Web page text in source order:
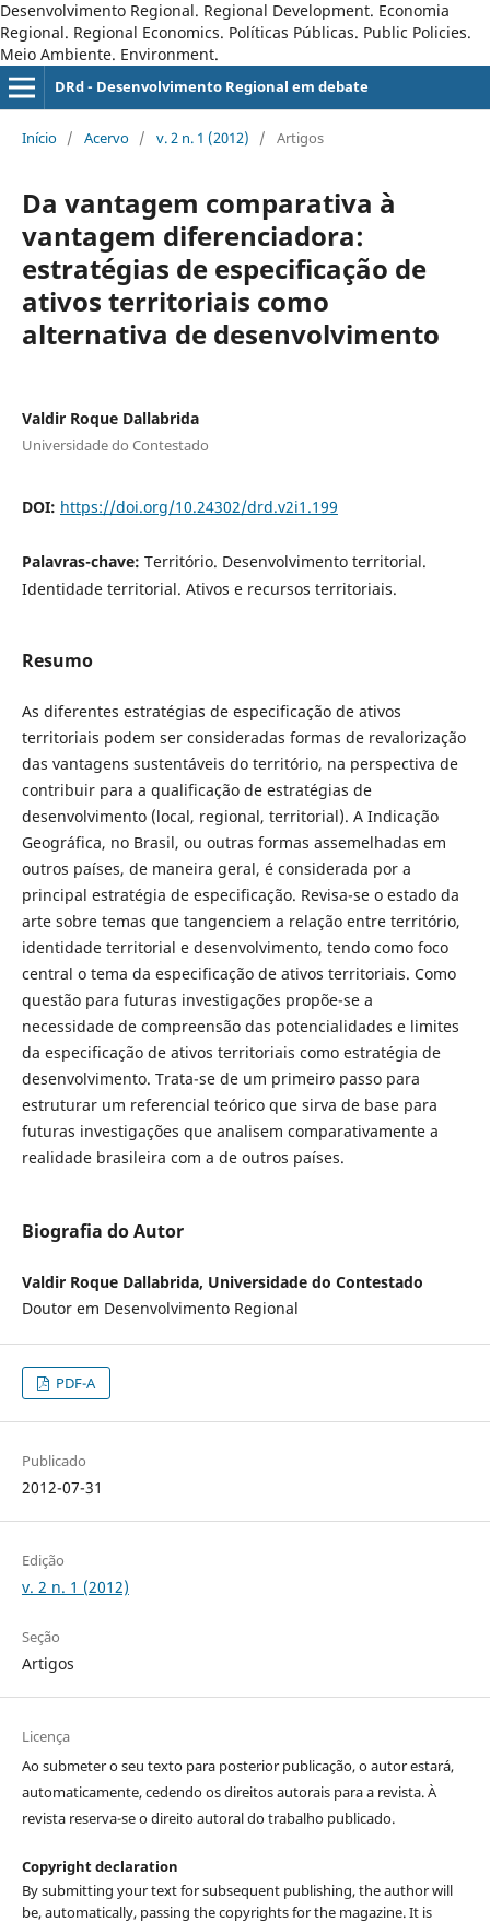
Desenvolvimento Regional. Regional Development. Economia
Regional. Regional Economics. Políticas Públicas. Public Policies.
Meio Ambiente. Environment.
DRd - Desenvolvimento Regional em debate
Início / Acervo / v. 2 n. 1 (2012) / Artigos
Da vantagem comparativa à
vantagem diferenciadora:
estratégias de especificação de
ativos territoriais como
alternativa de desenvolvimento
Valdir Roque Dallabrida
Universidade do Contestado
DOI: https://doi.org/10.24302/drd.v2i1.199
Palavras-chave: Território. Desenvolvimento territorial.
Identidade territorial. Ativos e recursos territoriais.
Resumo
As diferentes estratégias de especificação de ativos
territoriais podem ser consideradas formas de revalorização
das vantagens sustentáveis do território, na perspectiva de
contribuir para a qualificação de estratégias de
desenvolvimento (local, regional, territorial). A Indicação
Geográfica, no Brasil, ou outras formas assemelhadas em
outros países, de maneira geral, é considerada por a
principal estratégia de especificação. Revisa-se o estado da
arte sobre temas que tangenciem a relação entre território,
identidade territorial e desenvolvimento, tendo como foco
central o tema da especificação de ativos territoriais. Como
questão para futuras investigações propõe-se a
necessidade de compreensão das potencialidades e limites
da especificação de ativos territoriais como estratégia de
desenvolvimento. Trata-se de um primeiro passo para
estruturar um referencial teórico que sirva de base para
futuras investigações que analisem comparativamente a
realidade brasileira com a de outros países.
Biografia do Autor
Valdir Roque Dallabrida, Universidade do Contestado
Doutor em Desenvolvimento Regional
PDF-A
Publicado
2012-07-31
Edição
v. 2 n. 1 (2012)
Seção
Artigos
Licença
Ao submeter o seu texto para posterior publicação, o autor estará,
automaticamente, cedendo os direitos autorais para a revista. À
revista reserva-se o direito autoral do trabalho publicado.
Copyright declaration
By submitting your text for subsequent publishing, the author will
be, automatically, passing the copyrights for the magazine. It is